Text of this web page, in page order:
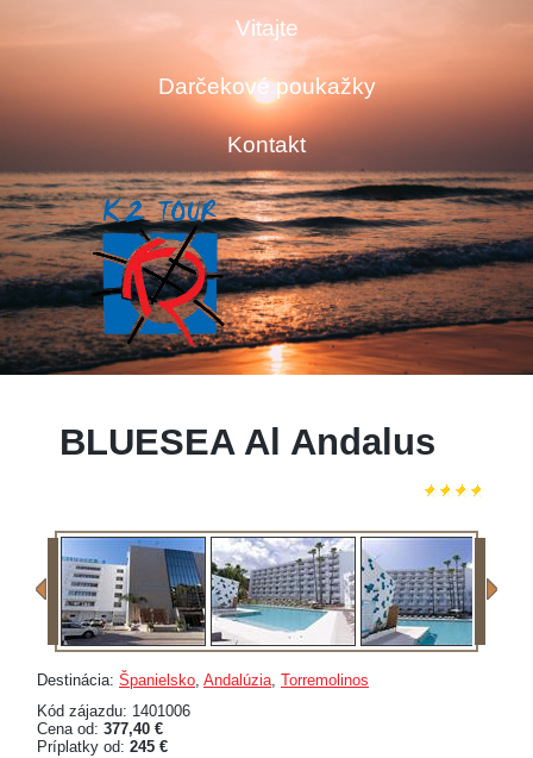
Vitajte
Darčekové poukažky
Kontakt
BLUESEA Al Andalus
Destinácia: Španielsko, Andalúzia, Torremolinos
Kód zájazdu: 1401006
Cena od: 377,40 €
Príplatky od: 245 €